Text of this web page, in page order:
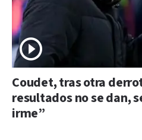
Coudet, tras otra
resultados no se dan,
irme”